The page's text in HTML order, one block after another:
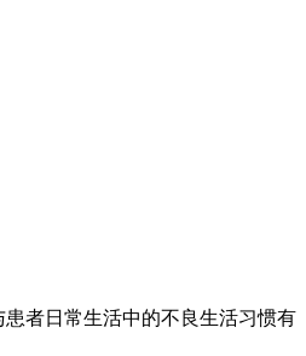
者日常生活中的不良生活习惯有